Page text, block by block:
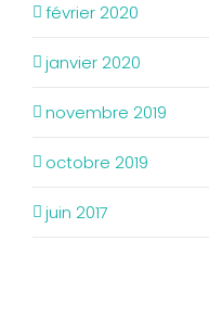
février 2020
janvier 2020
novembre 2019
octobre 2019
juin 2017